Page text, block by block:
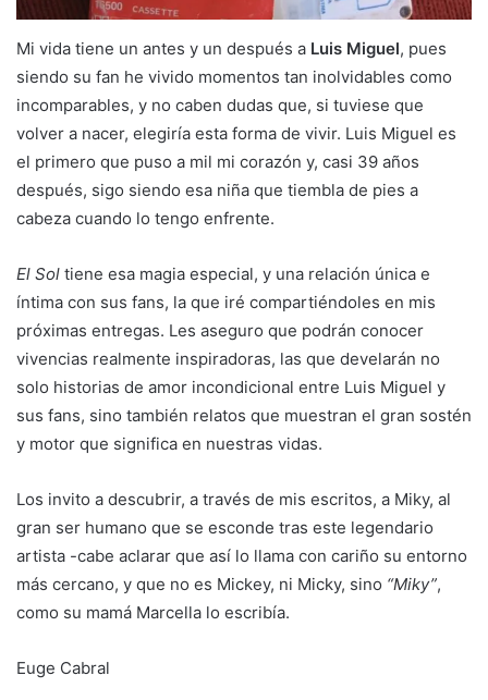
Mi vida tiene un antes y un después a Luis Miguel, pues
siendo su fan he vivido momentos tan inolvidables como
incomparables, y no caben dudas que, si tuviese que
volver a nacer, elegiría esta forma de vivir. Luis Miguel es
el primero que puso a mil mi corazón y, casi 39 años
después, sigo siendo esa niña que tiembla de pies a
cabeza cuando lo tengo enfrente.
El Sol tiene esa magia especial, y una relación única e
íntima con sus fans, la que iré compartiéndoles en mis
próximas entregas. Les aseguro que podrán conocer
vivencias realmente inspiradoras, las que develarán no
solo historias de amor incondicional entre Luis Miguel y
sus fans, sino también relatos que muestran el gran sostén
y motor que significa en nuestras vidas.
Los invito a descubrir, a través de mis escritos, a Miky, al
gran ser humano que se esconde tras este legendario
artista -cabe aclarar que así lo llama con cariño su entorno
más cercano, y que no es Mickey, ni Micky, sino “Miky”,
como su mamá Marcella lo escribía.
Euge Cabral